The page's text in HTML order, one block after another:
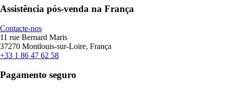
Assistência pós-venda na França
Contacte-nos
11 rue Bernard Maris
37270 Montlouis-sur-Loire, França
+33 1 86 47 62 58
Pagamento seguro